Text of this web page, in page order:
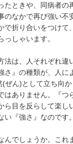
たときや、同病者
のなかで再び強い不
で折り合いをつけて
しゃいます。
法は、人それぞれ違
さ』の種類が、人に
(ぜん)として立ち向
はありません。『
ら目を反らして楽し
『強さ』なのです。
んでしょうか。こ